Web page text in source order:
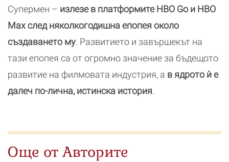
Супермен – излезе в платформите HBO Go и HBO
Max след няколкогодишна епопея около
създаването му. Развитието и завършекът на
тази епопея са от огромно значение за бъдещото
развитие на филмовата индустрия, а в ядрото ѝ е
далеч по-лична, истинска история.
Още от Авторите